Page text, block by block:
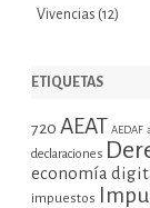
Vivencias (12)
ETIQUETAS
720 AEAT AEDAF
declaraciones
economía
impuestos